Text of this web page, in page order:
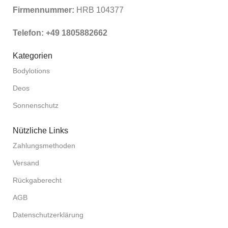
Firmennummer: HRB 104377
Telefon: +49 1805882662
Kategorien
Bodylotions
Deos
Sonnenschutz
Nützliche Links
Zahlungsmethoden
Versand
Rückgaberecht
AGB
Datenschutzerklärung